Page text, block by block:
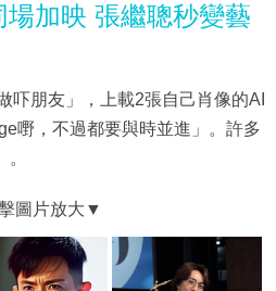
加映 張繼聰秒變藝
吓朋友」，上載2張自己肖像的AI
嘢，不過都要與時並進」。許多